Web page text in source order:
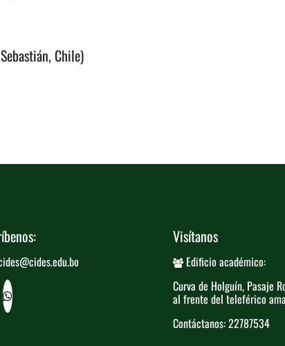
Chile)
Visítanos
Edificio académico:
Curva de Holguín, Pasaje
al frente del teleférico​
Contáctanos: 22787534